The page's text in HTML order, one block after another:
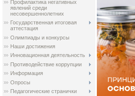
Профилактика негативных
явлений среди
несовершеннолетних
Государственная итоговая
аттестация
Олимпиады и конкурсы
Наши достижения
Инновационная деятельность
Противодействие коррупции
Информация
Опросы
Педагогические странички